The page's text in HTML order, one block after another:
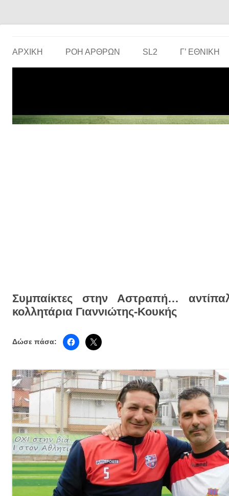
ΑΡΧΙΚΗ ΡΟΗ ΑΡΘΡΩΝ SL2 Γ’ ΕΘΝΙΚΉ
Συμπαίκτες στην Αστραπή…
κολλητάρια Γιαννιώτης-Κουκής
Δώσε πάσα: